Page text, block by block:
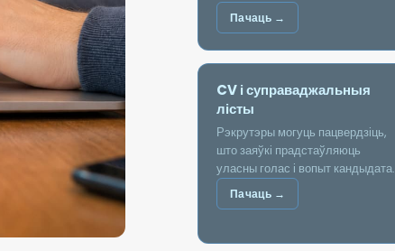
Пачаць →
CV і суправаджальныя
лісты
Рэкрутэры могуць пацвердзіць,
што заяўкі прадстаўляюць
уласны голас і вопыт кандыдата.
Пачаць →